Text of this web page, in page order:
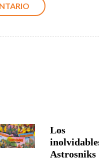
Los
Astrosniks